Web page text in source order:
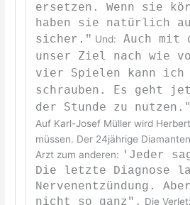
ersetzen. Wenn sie
haben sie natürlich
sicher." Und:
Auch mit
unser Ziel nach wie
vier Spielen kann
schrauben. Es geht
der Stunde zu nutzen."
Auf Karl-Josef Müller wird
müssen. Der 24jährige
Arzt zum anderen: 'Jeder
Die letzte Diagnose
Nervenentzündung.
nicht so ganz". Die